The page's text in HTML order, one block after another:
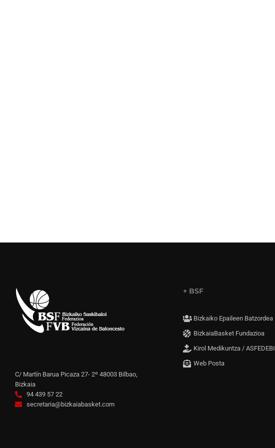
C/ Martín Barua Picaza 27- 2º 48003 Bilbao,
Bizkaia
94 439 57 22
secretaria@bizkaiabasket.com
+ BSF
Bizkaiko Epaileen Batzordea
BizkaiaBasket Fundazioa
Kirol Medikuntza / ASFEDEBI
Web Posta